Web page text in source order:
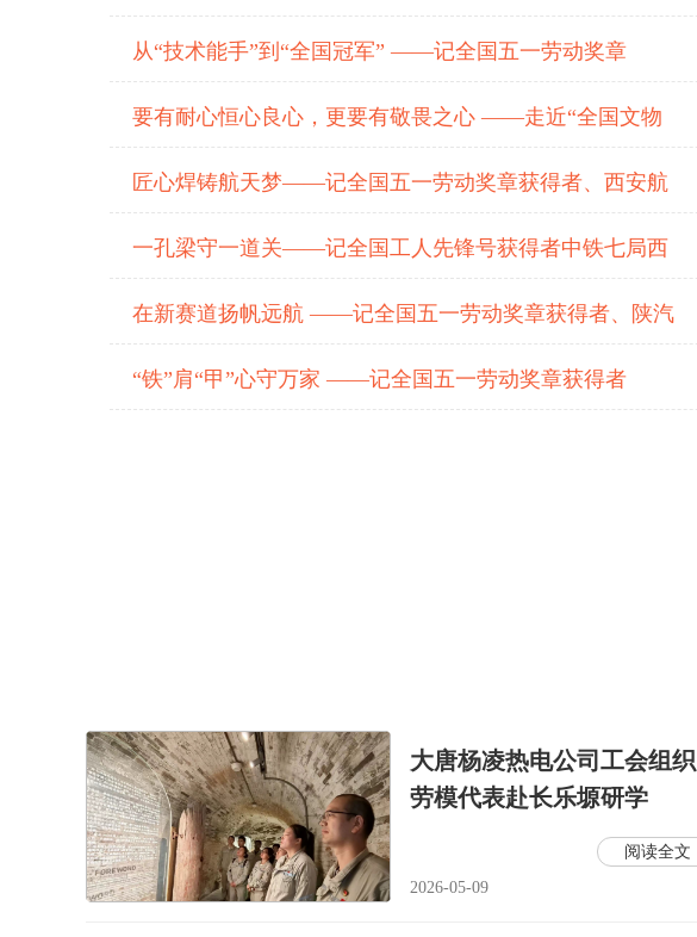
从“技术能手”到“全国冠军” ——记全国五一劳动奖章
要有耐心恒心良心，更要有敬畏之心 ——走近“全国文物
匠心焊铸航天梦——记全国五一劳动奖章获得者、西安航
一孔梁守一道关——记全国工人先锋号获得者中铁七局西
在新赛道扬帆远航 ——记全国五一劳动奖章获得者、陕汽
“铁”肩“甲”心守万家 ——记全国五一劳动奖章获得者
大唐杨凌热电公司工会组织
劳模代表赴长乐塬研学
2026-05-09
阅读全文